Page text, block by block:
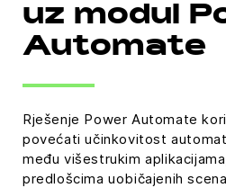
uz modul
Automate
Rješenje Power Automate
povećati učinkovitost
među višestrukim
predlošcima uobičajenih